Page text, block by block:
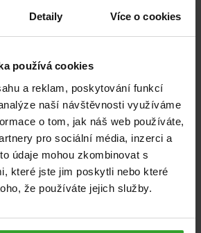
Detaily Více o cookies
používá cookies
a reklam, poskytování funkcí
naší návštěvnosti využíváme
o tom, jak náš web používáte,
pro sociální média, inzerci a
údaje mohou zkombinovat s
které jste jim poskytli nebo které
že používáte jejich služby.